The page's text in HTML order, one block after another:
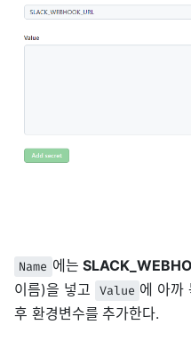
Name 에는
이름)을 넣고
Value 에 아까
후 환경변수를 추가한다.